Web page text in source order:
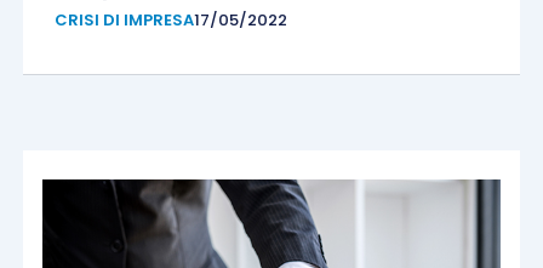
CRISI DI IMPRESA17/05/2022